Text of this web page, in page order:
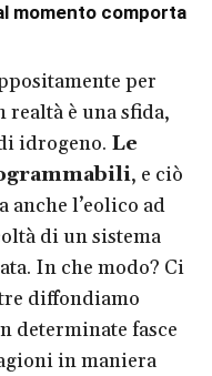
momento comporta
per
è una sfida,
idrogeno. Le
, e ciò
anche l’eolico ad
di un sistema
In che modo? Ci
diffondiamo
determinate fasce
in maniera